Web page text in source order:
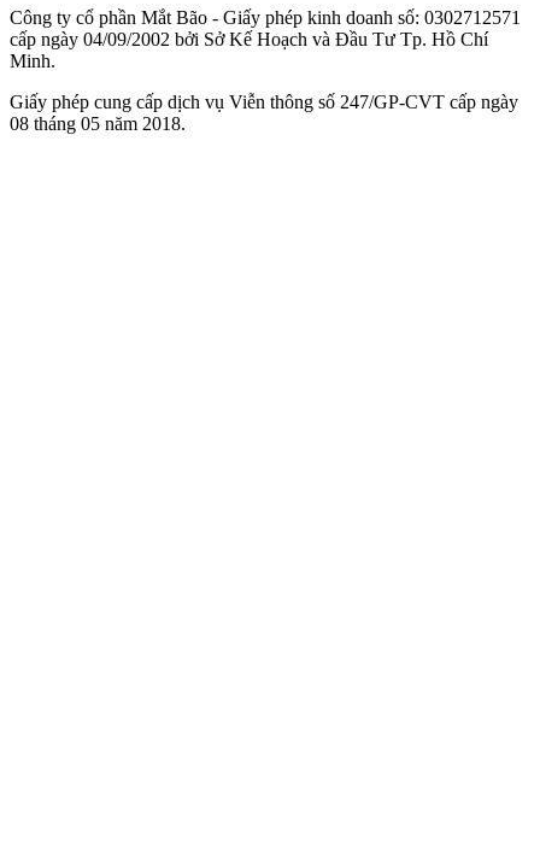
Công ty cổ phần Mắt Bão - Giấy phép kinh doanh số: 0302712571
cấp ngày 04/09/2002 bởi Sở Kế Hoạch và Đầu Tư Tp. Hồ Chí
Minh.
Giấy phép cung cấp dịch vụ Viễn thông số 247/GP-CVT cấp ngày
08 tháng 05 năm 2018.